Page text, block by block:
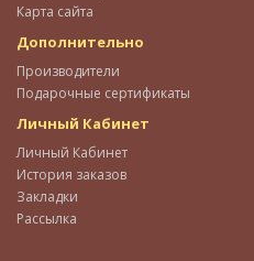
Карта сайта
Дополнительно
Производители
Подарочные сертификаты
Личный Кабинет
Личный Кабинет
История заказов
Закладки
Рассылка